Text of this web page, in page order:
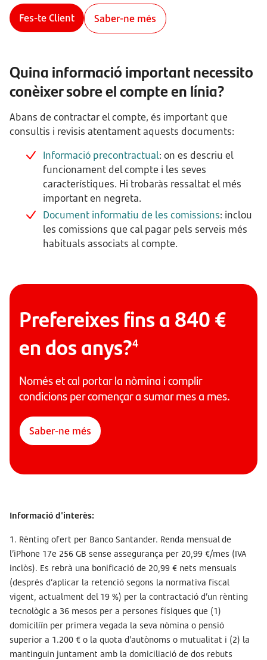
Fes-te Client Saber-ne més
Quina informació important necessito
conèixer sobre el compte en línia?
Abans de contractar el compte, és important que
consultis i revisis atentament aquests documents:
Informació precontractual: on es descriu el
funcionament del compte i les seves
característiques. Hi trobaràs ressaltat el més
important en negreta.
Document informatiu de les comissions: inclou
les comissions que cal pagar pels serveis més
habituals associats al compte.
Prefereixes fins a 840 €
en dos anys?4
Només et cal portar la nòmina i complir
condicions per començar a sumar mes a mes.
Saber-ne més
Informació d'interès:
1. Rènting ofert per Banco Santander. Renda mensual de
l’iPhone 17e 256 GB sense assegurança per 20,99 €/mes (IVA
inclòs). Es rebrà una bonificació de 20,99 € nets mensuals
(després d’aplicar la retenció segons la normativa fiscal
vigent, actualment del 19 %) per la contractació d’un rènting
tecnològic a 36 mesos per a persones físiques que (1)
domiciliïn per primera vegada la seva nòmina o pensió
superior a 1.200 € o la quota d’autònoms o mutualitat i (2) la
mantinguin juntament amb la domiciliació de dos rebuts